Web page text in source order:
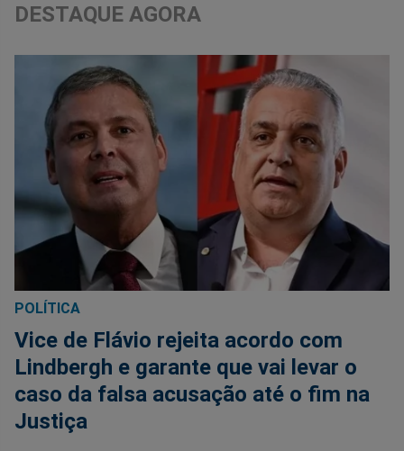
DESTAQUE AGORA
POLÍTICA
Vice de Flávio rejeita acordo com
Lindbergh e garante que vai levar o
caso da falsa acusação até o fim na
Justiça